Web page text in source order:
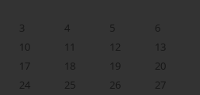
3
4 5 6
10
11 12 13
17
18 19 20
24
25 26 27